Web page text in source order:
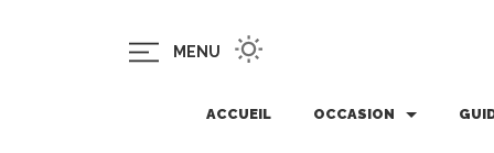
MENU
ACCUEIL OCCASION